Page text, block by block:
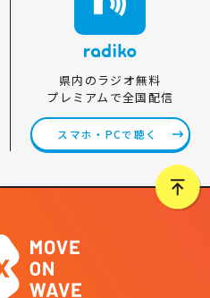
県内のラジオ無料
プレミアムで全国配信
スマホ・PCで聴く